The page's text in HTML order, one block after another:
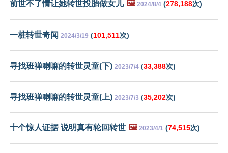
前世不了情让她转世投胎做女儿 🖼️ 2024/8/4 (278,188次)
一桩转世奇闻 2024/3/19 (101,511次)
寻找班禅喇嘛的转世灵童(下) 2023/7/4 (33,388次)
寻找班禅喇嘛的转世灵童(上) 2023/7/3 (35,202次)
十个惊人证据 说明真有轮回转世 🖼️ 2023/4/1 (74,515次)